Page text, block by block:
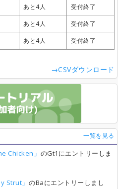
あと4人
受付終了
あと4人
受付終了
あと4人 受付終了
あと4人
受付終了
あと4人
受付終了
あと4人 受付終了
あと4人
受付終了
あと4人
受付終了
あと4人 受付終了
あと4人
受付終了
あと4人
受付終了
あと4人 受付終了
→CSVダウンロード
一覧を見る
Chicken」 のGt1にエントリーしま
Strut」のBaにエントリーしまし